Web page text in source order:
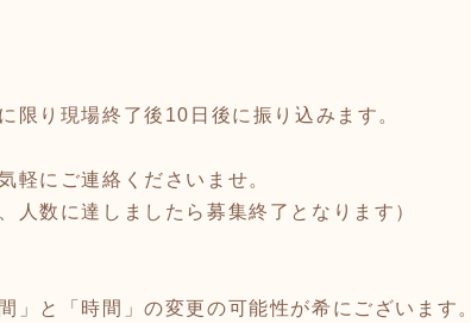
限り現場終了後10日後に振り込みます。
軽にご連絡くださいませ。
人数に達しましたら募集終了となります）
」と「時間」の変更の可能性が希にございます。